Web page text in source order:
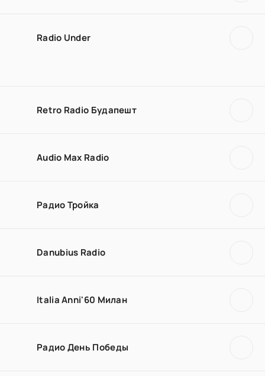
Radio Under
Retro Radio Будапешт
Audio Max Radio
Радио Тройка
Danubius Radio
Italia Anni'60 Милан
Радио День Победы